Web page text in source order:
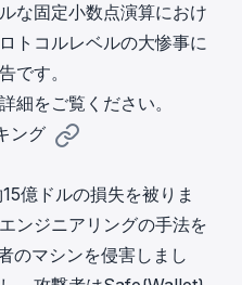
な固定小数点演算におけ
トコルレベルの大惨事に
です。
細をご覧ください。
ング
億ドルの損失を被りま
ンジニアリングの手法を
のマシンを侵害しまし